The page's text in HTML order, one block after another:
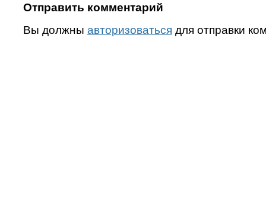
Отправить комментарий
Вы должны авторизоваться для отправки